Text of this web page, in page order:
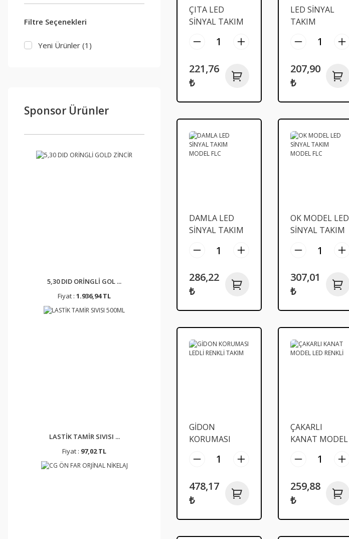
Filtre Seçenekleri
Yeni Ürünler (1)
Sponsor Ürünler
5,30 DID ORİNGLİ GOL ...
Fiyat : 1.936,94 TL
LASTİK TAMİR SIVISI ...
Fiyat : 97,02 TL
ÇITA LED
SİNYAL TAKIM
221,76
₺
LED SİNYAL
TAKIM
MODEL SARI
207,90
₺
DAMLA LED
SİNYAL TAKIM
286,22
₺
OK MODEL LED
SİNYAL TAKIM
307,01
₺
GİDON
KORUMASI
TAKIM
478,17
₺
ÇAKARLI
KANAT MODEL
259,88
₺